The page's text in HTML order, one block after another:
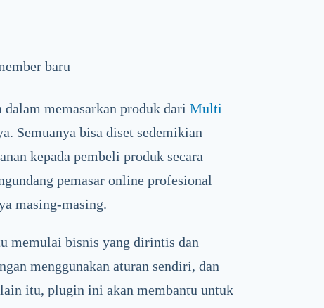
baru
memasarkan produk dariMulti
Semuanya bisa diset sedemikian
kepada pembeli produk secara
pemasar online profesional
masing-masing.
memulai bisnis yang dirintis dan
menggunakan aturan sendiri, dan
itu, plugin ini akan membantu untuk